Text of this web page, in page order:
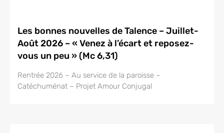
Les bonnes nouvelles de Talence – Juillet-
Août 2026 – « Venez à l’écart et reposez-
vous un peu » (Mc 6,31)
Rentrée 2026 – Au service de la paroisse –
Catéchuménat – Projet Amour Conjugal